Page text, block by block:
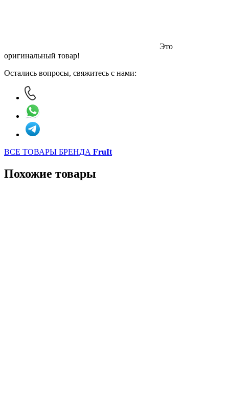
Это
оригинальный товар!
Остались вопросы, свяжитесь с нами:
ВСЕ ТОВАРЫ БРЕНДА FruIt
Похожие товары